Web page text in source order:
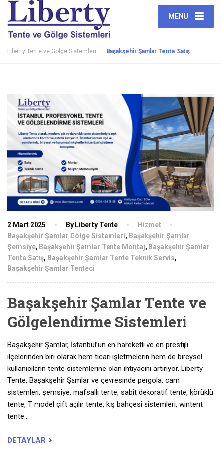
MENU
Liberty Tente ve Gölge Sistemleri Başakşehir Şamlar Tente Satış
2 Mart 2025 By Liberty Tente
Hizmet
Başakşehir Şamlar Gölge Sistemleri, Başakşehir Şamlar
Şemsiye, Başakşehir Şamlar Tente Montaj, Başakşehir Şamlar
Tente Satış, Başakşehir Şamlar Tente Teknik Servis,
Başakşehir Şamlar Tenteci
Başakşehir Şamlar Tente ve
Gölgelendirme Sistemleri
Başakşehir Şamlar, İstanbul’un en hareketli ve en prestijli
ilçelerinden biri olarak hem ticari işletmelerin hem de bireysel
kullanıcıların tente sistemlerine olan ihtiyacını artırıyor. Liberty
Tente, Başakşehir Şamlar ve çevresinde pergola, cam
sistemleri, şemsiye, mafsallı tente, sabit dekoratif tente, körüklü
tente, T model çift açılır tente, kış bahçesi sistemleri, wintent
tente…
DETAYLAR